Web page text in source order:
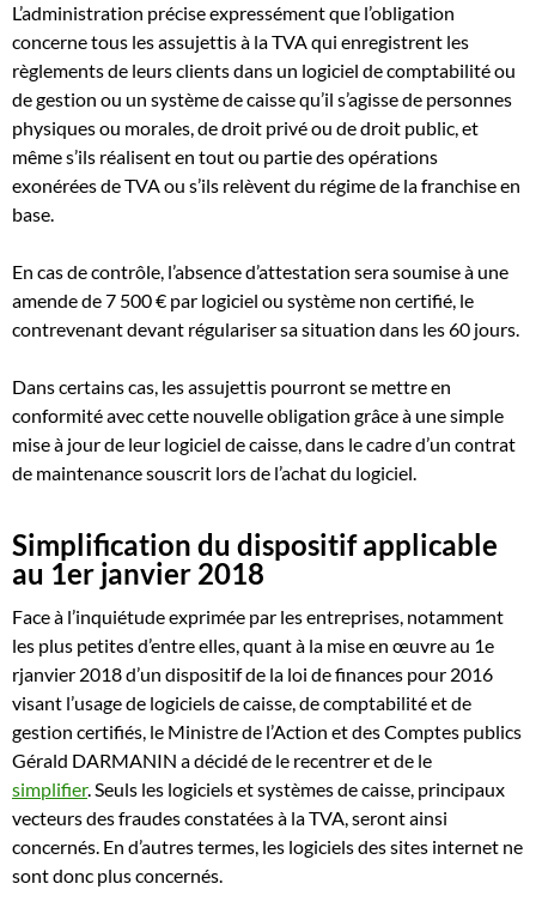
L’administration précise expressément que l’obligation
concerne tous les assujettis à la TVA qui enregistrent les
règlements de leurs clients dans un logiciel de comptabilité ou
de gestion ou un système de caisse qu’il s’agisse de personnes
physiques ou morales, de droit privé ou de droit public, et
même s’ils réalisent en tout ou partie des opérations
exonérées de TVA ou s’ils relèvent du régime de la franchise en
base.
En cas de contrôle, l’absence d’attestation sera soumise à une
amende de7 500 € par logiciel ou système non certifié, le
contrevenant devant régulariser sa situation dans les 60 jours.
Dans certains cas, les assujettis pourront se mettre en
conformité avec cette nouvelle obligation grâce à une simple
mise à jour de leur logiciel de caisse, dans le cadre d’un contrat
de maintenance souscrit lors de l’achat du logiciel.
Simplification du dispositif applicable
au 1er janvier 2018
Face à l’inquiétude exprimée par les entreprises, notamment
les plus petites d’entre elles, quant à la mise en œuvre au 1e
rjanvier 2018 d’un dispositif de la loi de finances pour 2016
visant l’usage de logiciels de caisse, de comptabilité et de
gestion certifiés, le Ministre de l’Action et des Comptes publics
Gérald DARMANIN a décidé de le recentrer et de le
simplifier. Seuls les logiciels et systèmes de caisse, principaux
vecteurs des fraudes constatées à la TVA, seront ainsi
concernés. En d’autres termes, les logiciels des sites internet ne
sont donc plus concernés.